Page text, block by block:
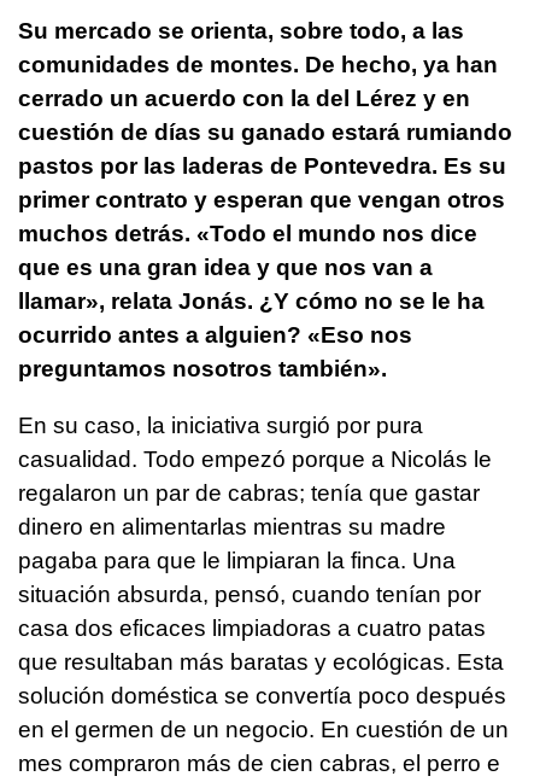
Su mercado se orienta, sobre todo, a las
comunidades de montes. De hecho, ya han
cerrado un acuerdo con la del Lérez y en
cuestión de días su ganado estará rumiando
pastos por las laderas de Pontevedra. Es su
primer contrato y esperan que vengan otros
muchos detrás. «Todo el mundo nos dice
que es una gran idea y que nos van a
llamar», relata Jonás. ¿Y cómo no se le ha
ocurrido antes a alguien? «Eso nos
preguntamos nosotros también».
En su caso, la iniciativa surgió por pura
casualidad. Todo empezó porque a Nicolás le
regalaron un par de cabras; tenía que gastar
dinero en alimentarlas mientras su madre
pagaba para que le limpiaran la finca. Una
situación absurda, pensó, cuando tenían por
casa dos eficaces limpiadoras a cuatro patas
que resultaban más baratas y ecológicas. Esta
solución doméstica se convertía poco después
en el germen de un negocio. En cuestión de un
mes compraron más de cien cabras, el perro e